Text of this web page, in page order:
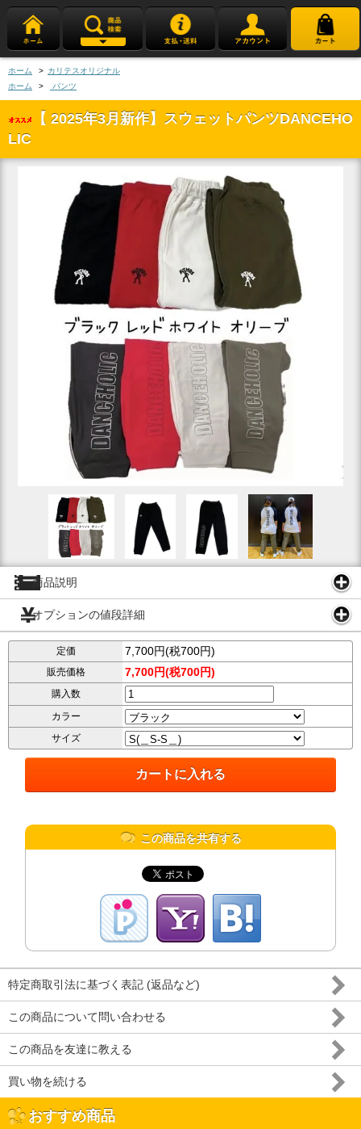
ホーム > カリテスオリジナル
ホーム
> パンツ
【 2025年3月新作】スウェットパンツDANCEHO
LIC
商品説明
オプションの値段詳細
定価 7,700円(税700円)
販売価格 7,700円(税700円)
購入数
カラー
サイズ
この商品を共有する
特定商取引法に基づく表記 (返品など)
この商品について問い合わせる
この商品を友達に教える
買い物を続ける
おすすめ商品